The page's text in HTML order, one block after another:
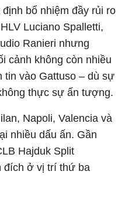
bổ nhiệm đầy rủi ro
Luciano Spalletti,
Ranieri nhưng
cảnh không còn nhiều
tin vào Gattuso – dù sự
thực sự ấn tượng.
Napoli, Valencia và
nhiều dấu ấn. Gần
Hajduk Split
đích ở vị trí thứ ba